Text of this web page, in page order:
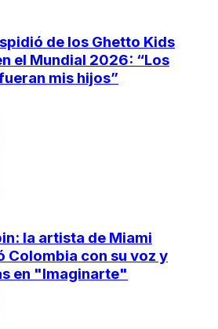
de los Ghetto Kids
el Mundial 2026: “Los
mis hijos”
la artista de Miami
Colombia con su voz y
en "Imaginarte"